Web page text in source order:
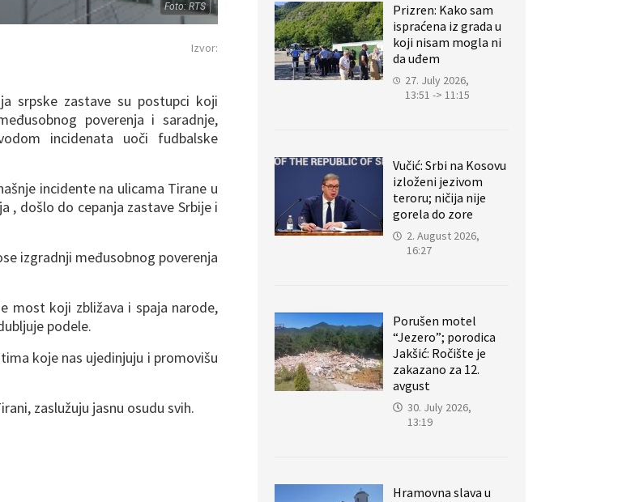
Foto: RTS
Izvor:
srpske zastave su postupci koji
poverenja i saradnje,
incidenata uoči fudbalske
incidente na ulicama Tirane u
, došlo do cepanja zastave Srbije i
izgradnji međusobnog poverenja
most koji zbližava i spaja narode,
podele.
koje nas ujedinjuju i promovišu
zaslužuju jasnu osudu svih.
Prizren: Kako sam
ispraćena iz grada u
koji nisam mogla ni
da uđem
27. July 2026,
13:51 -> 11:15
Vučić: Srbi na Kosovu
izloženi jezivom
teroru; ničija nije
gorela do zore
2. August 2026,
16:27
Porušen motel
“Jezero”; porodica
Jakšić: Ročište je
zakazano za 12.
avgust
30. July 2026,
13:19
Hramovna slava u